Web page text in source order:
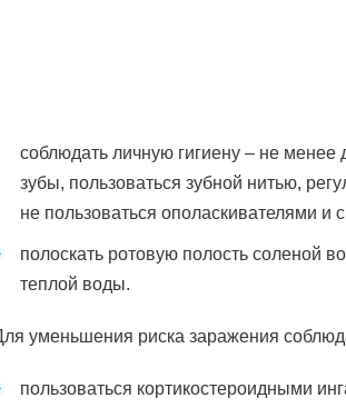
соблюдать личную гигиену – не менее
зубы, пользоваться зубной нитью,
не пользоваться ополаскивателями и
полоскать ротовую полость соленой
теплой воды.
уменьшения риска заражения
пользоваться кортикостероидными